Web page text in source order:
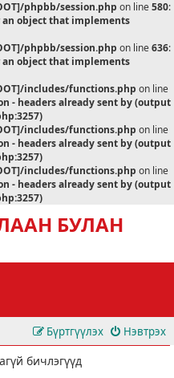
phpbb/session.php on line580:
an object that implements
phpbb/session.php on line636:
an object that implements
includes/functions.php on line
- headers already sent by (output
includes/functions.php on line
- headers already sent by (output
includes/functions.php on line
- headers already sent by (output
БУЛАН
Нэвтрэх
Бүртгүүлэх
бичлэгүүд